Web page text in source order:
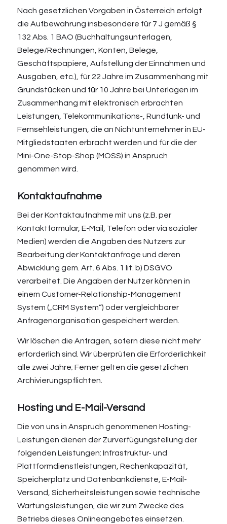
Nach gesetzlichen Vorgaben in Österreich erfolgt
die Aufbewahrung insbesondere für 7 J gemäß §
132 Abs. 1 BAO (Buchhaltungsunterlagen,
Belege/Rechnungen, Konten, Belege,
Geschäftspapiere, Aufstellung der Einnahmen und
Ausgaben, etc.), für 22 Jahre im Zusammenhang mit
Grundstücken und für 10 Jahre bei Unterlagen im
Zusammenhang mit elektronisch erbrachten
Leistungen, Telekommunikations-, Rundfunk- und
Fernsehleistungen, die an Nichtunternehmer in EU-
Mitgliedstaaten erbracht werden und für die der
Mini-One-Stop-Shop (MOSS) in Anspruch
genommen wird.
Kontaktaufnahme
Bei der Kontaktaufnahme mit uns (z.B. per
Kontaktformular, E-Mail, Telefon oder via sozialer
Medien) werden die Angaben des Nutzers zur
Bearbeitung der Kontaktanfrage und deren
Abwicklung gem. Art. 6 Abs. 1 lit. b) DSGVO
verarbeitet. Die Angaben der Nutzer können in
einem Customer-Relationship-Management
System („CRM System“) oder vergleichbarer
Anfragenorganisation gespeichert werden.
Wir löschen die Anfragen, sofern diese nicht mehr
erforderlich sind. Wir überprüfen die Erforderlichkeit
alle zwei Jahre; Ferner gelten die gesetzlichen
Archivierungspflichten.
Hosting und E-Mail-Versand
Die von uns in Anspruch genommenen Hosting-
Leistungen dienen der Zurverfügungstellung der
folgenden Leistungen: Infrastruktur- und
Plattformdienstleistungen, Rechenkapazität,
Speicherplatz und Datenbankdienste, E-Mail-
Versand, Sicherheitsleistungen sowie technische
Wartungsleistungen, die wir zum Zwecke des
Betriebs dieses Onlineangebotes einsetzen.